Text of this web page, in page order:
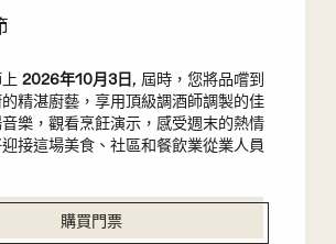
2026年10月3日 , 屆時，您將品嚐到
精湛廚藝，享用頂級調酒師調製的佳
樂，觀看烹飪演示，感受週末的熱情
接這場美食、社區和餐飲業從業人員
購買門票